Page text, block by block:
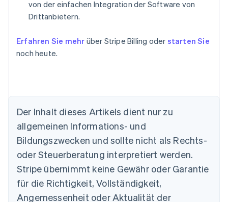
von der einfachen Integration der Software von
Drittanbietern.
Erfahren Sie mehr über Stripe Billing oder starten Sie
noch heute.
Der Inhalt dieses Artikels dient nur zu
allgemeinen Informations- und
Bildungszwecken und sollte nicht als Rechts-
oder Steuerberatung interpretiert werden.
Stripe übernimmt keine Gewähr oder Garantie
für die Richtigkeit, Vollständigkeit,
Angemessenheit oder Aktualität der
English
Belgien
Brasilien
PortuguêsEnglish
Bulgarien
English
Dänemark
English